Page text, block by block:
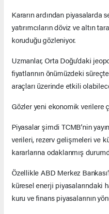
Kararın ardından piyasalarda
yatırımcıların döviz ve altın
koruduğu gözleniyor.
Uzmanlar, Orta Doğu’daki
fiyatlarının önümüzdeki
araçları üzerinde etkili
Gözler yeni ekonomik verilere
Piyasalar şimdi TCMB’nin
verileri, rezerv gelişmeleri ve
kararlarına odaklanmış
Özellikle ABD Merkez
küresel enerji piyasalarındaki
kuru ve finans piyasalarının